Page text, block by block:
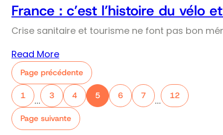
France : c’est l’histoire du vélo
Crise sanitaire et tourisme ne font pas bon
Read More
Page précédente
1
…
3 4 5 6 7
…
12
Page suivante